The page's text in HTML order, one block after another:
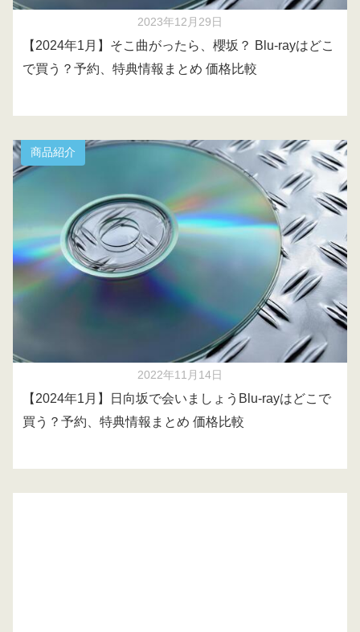
2023年12月29日
【2024年1月】そこ曲がったら、櫻坂？ Blu-rayはどこ
で買う？予約、特典情報まとめ 価格比較
商品紹介
2022年11月14日
【2024年1月】日向坂で会いましょうBlu-rayはどこで
買う？予約、特典情報まとめ 価格比較